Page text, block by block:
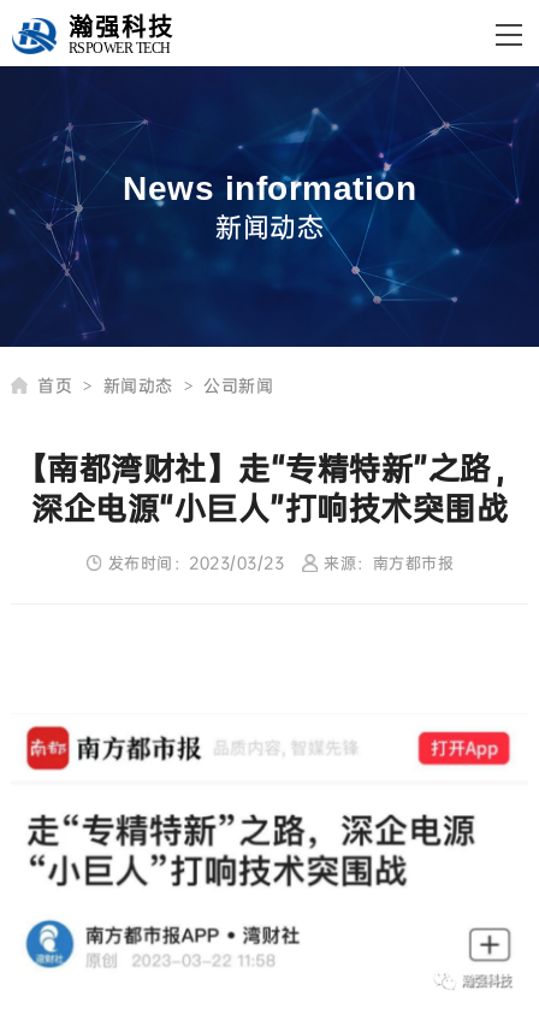
瀚强科技
RSPOWER TECH
News information
新闻动态
首页> 新闻动态 > 公司新闻
【南都湾财社】走“专精特新”之路，
深企电源“小巨人”打响技术突围战
发布时间：2023/03/23 来源：南方都市报